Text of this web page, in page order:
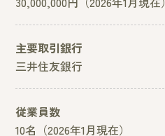
主要取引銀行
三井住友銀行
従業員数
10名（2026年1月現在）